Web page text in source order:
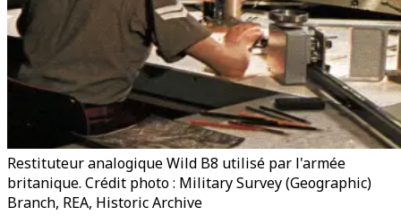
Restituteur analogique Wild B8 utilisé par l'armée
britanique. Crédit photo : Military Survey (Geographic)
Branch, REA, Historic Archive